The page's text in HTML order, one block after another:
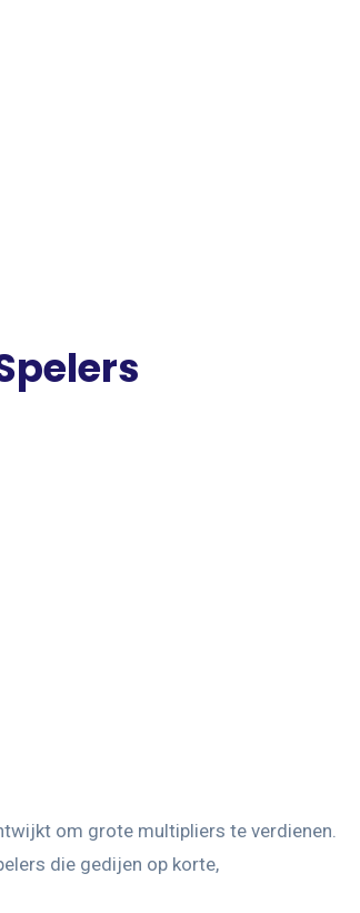
om grote multipliers te verdienen.
die gedijen op korte,